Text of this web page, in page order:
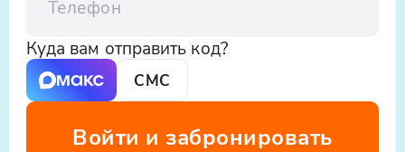
Куда вам отправить код?
СМС
Войти и забронировать